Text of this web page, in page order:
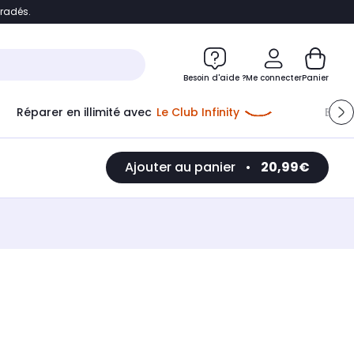
Accéder directement au chatbot
Besoin d'aide ?Me connecterPanier
Réparer en illimité avec Le Club Infinity
Ajouter au panier • 20,99€